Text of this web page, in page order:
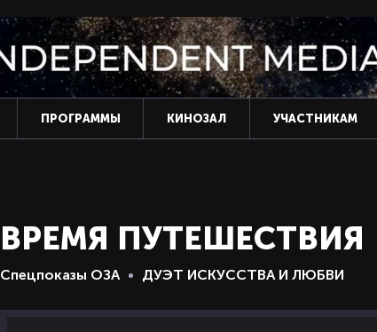
ПРОГРАММЫ КИНОЗАЛ УЧАСТНИКАМ
ВРЕМЯ ПУТЕШЕСТВИЯ
Спецпоказы ОЗА ДУЭТ ИСКУССТВА И ЛЮБВИ